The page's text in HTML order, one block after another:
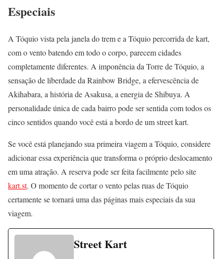
Especiais
A Tóquio vista pela janela do trem e a Tóquio percorrida de kart,
com o vento batendo em todo o corpo, parecem cidades
completamente diferentes. A imponência da Torre de Tóquio, a
sensação de liberdade da Rainbow Bridge, a efervescência de
Akihabara, a história de Asakusa, a energia de Shibuya. A
personalidade única de cada bairro pode ser sentida com todos os
cinco sentidos quando você está a bordo de um street kart.
Se você está planejando sua primeira viagem a Tóquio, considere
adicionar essa experiência que transforma o próprio deslocamento
em uma atração. A reserva pode ser feita facilmente pelo site
kart.st. O momento de cortar o vento pelas ruas de Tóquio
certamente se tornará uma das páginas mais especiais da sua
viagem.
Street Kart